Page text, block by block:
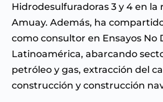
Hidrodesulfuradoras 3 y 4 en la
Amuay. Además, ha
como consultor en Ensayos No
Latinoamérica, abarcando
petróleo y gas, extracción del
construcción y construcción